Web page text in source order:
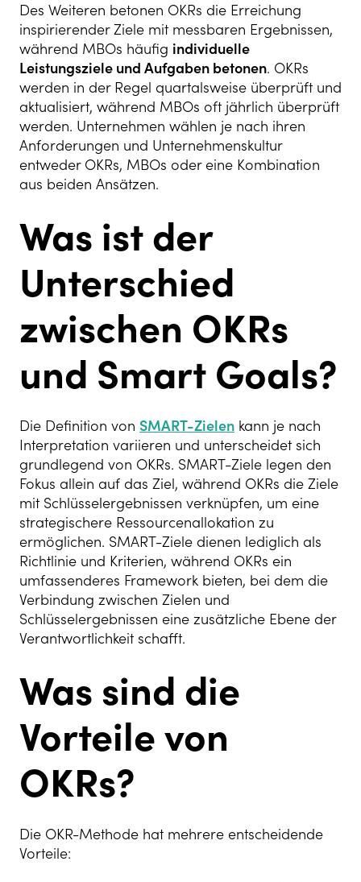
Des Weiteren betonen OKRs die Erreichung
inspirierender Ziele mit messbaren Ergebnissen,
während MBOs häufig individuelle
Leistungsziele und Aufgaben betonen. OKRs
werden in der Regel quartalsweise überprüft und
aktualisiert, während MBOs oft jährlich überprüft
werden. Unternehmen wählen je nach ihren
Anforderungen und Unternehmenskultur
entweder OKRs, MBOs oder eine Kombination
aus beiden Ansätzen.
Was ist der
Unterschied
zwischen OKRs
und Smart Goals?
Die Definition von SMART-Zielen kann je nach
Interpretation variieren und unterscheidet sich
grundlegend von OKRs. SMART-Ziele legen den
Fokus allein auf das Ziel, während OKRs die Ziele
mit Schlüsselergebnissen verknüpfen, um eine
strategischere Ressourcenallokation zu
ermöglichen. SMART-Ziele dienen lediglich als
Richtlinie und Kriterien, während OKRs ein
umfassenderes Framework bieten, bei dem die
Verbindung zwischen Zielen und
Schlüsselergebnissen eine zusätzliche Ebene der
Verantwortlichkeit schafft.
Was sind die
Vorteile von
OKRs?
Die OKR-Methode hat mehrere entscheidende
Vorteile: